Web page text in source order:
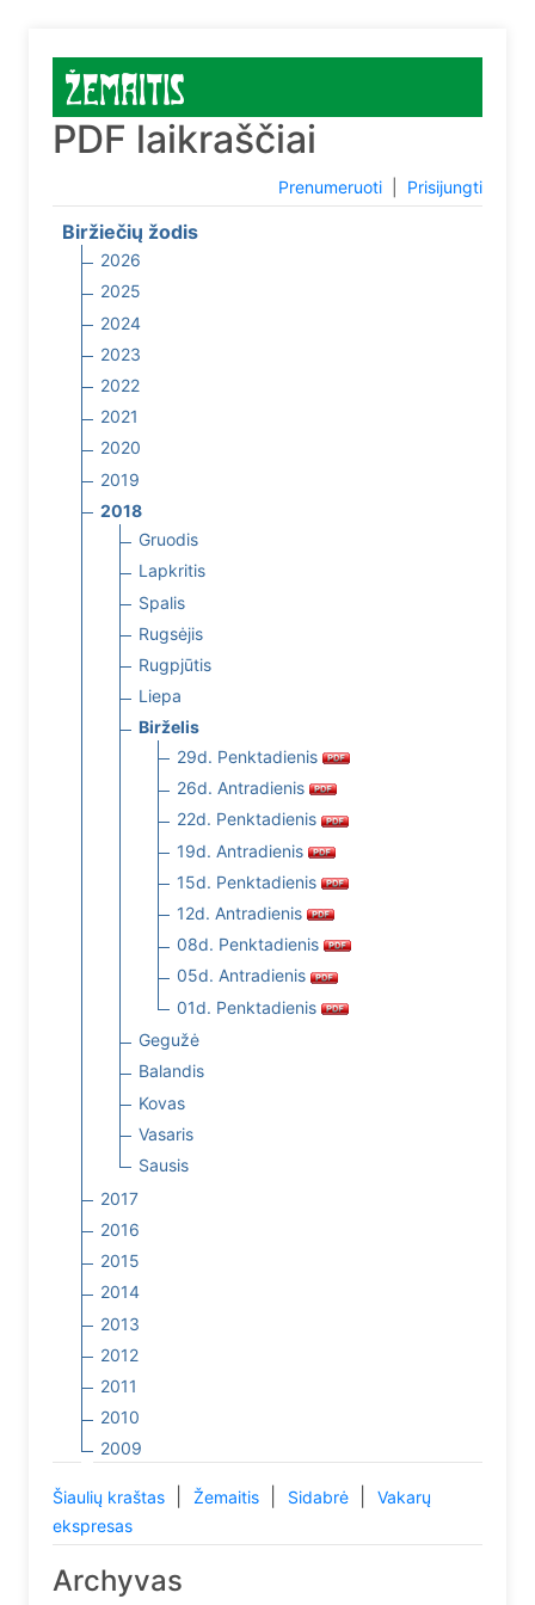
PDF laikraščiai
Prenumeruoti Prisijungti
Biržiečių žodis
2026
2025
2024
2023
2022
2021
2020
2019
2018
Gruodis
Lapkritis
Spalis
Rugsėjis
Rugpjūtis
Liepa
Birželis
29d. Penktadienis
26d. Antradienis
22d. Penktadienis
19d. Antradienis
15d. Penktadienis
12d. Antradienis
08d. Penktadienis
05d. Antradienis
01d. Penktadienis
Gegužė
Balandis
Kovas
Vasaris
Sausis
2017
2016
2015
2014
2013
2012
2011
2010
2009
Šiaulių kraštas Žemaitis Sidabrė
Vakarų
ekspresas
Archyvas